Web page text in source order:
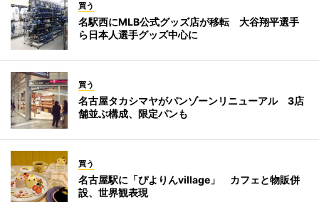
買う
名駅西にMLB公式グッズ店が移転 大谷翔平選手
ら日本人選手グッズ中心に
買う
名古屋タカシマヤがパンゾーンリニューアル 3店
舗並ぶ構成、限定パンも
買う
名古屋駅に「ぴよりんvillage」 カフェと物販併
設、世界観表現